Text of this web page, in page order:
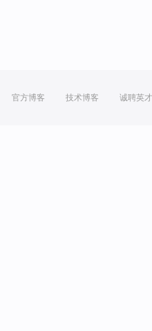
官方博客 技术博客 诚聘英才